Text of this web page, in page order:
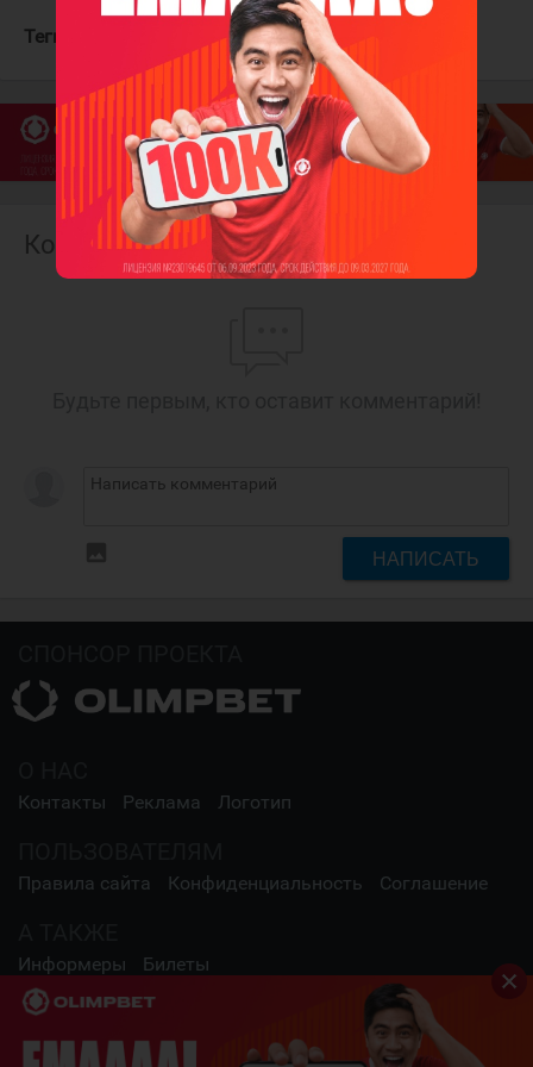
Теги: Динамо Мск
Комментарии
НАПИСАТЬ
Контакты Реклама Логотип
Правила сайта Конфиденциальность Соглашение
Информеры Билеты
СОЦИАЛЬНЫЕ СЕТИ